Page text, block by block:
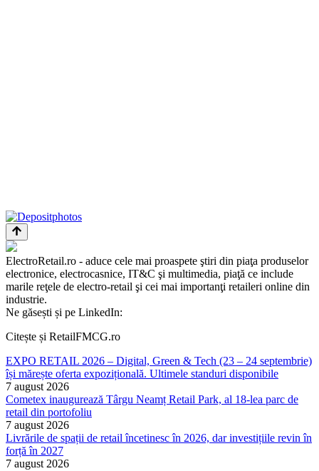
ElectroRetail.ro - aduce cele mai proaspete ştiri din piaţa produselor
electronice, electrocasnice, IT&C şi multimedia, piaţă ce include
marile reţele de electro-retail şi cei mai importanţi retaileri online din
industrie.
Ne găsești și pe LinkedIn:
Citește și RetailFMCG.ro
EXPO RETAIL 2026 – Digital, Green & Tech (23 – 24 septembrie)
își mărește oferta expozițională. Ultimele standuri disponibile
7 august 2026
Cometex inaugurează Târgu Neamț Retail Park, al 18-lea parc de
retail din portofoliu
7 august 2026
Livrările de spații de retail încetinesc în 2026, dar investițiile revin în
forță în 2027
7 august 2026